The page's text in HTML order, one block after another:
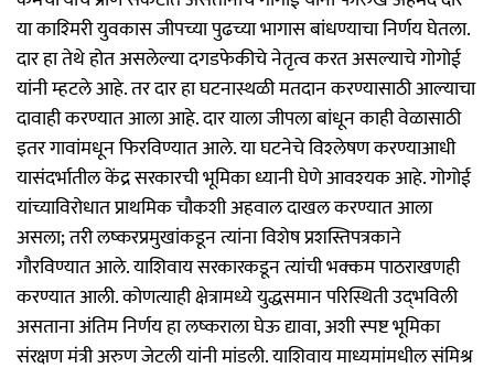
या काश्‍मिरी युवकास जीपच्या पुढच्या भागास बांधण्याचा निर्णय घेतला.
दार हा तेथे होत असलेल्या दगडफेकीचे नेतृत्व करत असल्याचे गोगोई
यांनी म्हटले आहे. तर दार हा घटनास्थळी मतदान करण्यासाठी आल्याचा
दावाही करण्यात आला आहे. दार याला जीपला बांधून काही वेळासाठी
इतर गावांमधून फिरविण्यात आले. या घटनेचे विश्‍लेषण करण्याआधी
यासंदर्भातील केंद्र सरकारची भूमिका ध्यानी घेणे आवश्‍यक आहे. गोगोई
यांच्याविरोधात प्राथमिक चौकशी अहवाल दाखल करण्यात आला
असला; तरी लष्करप्रमुखांकडून त्यांना विशेष प्रशस्तिपत्रकाने
गौरविण्यात आले. याशिवाय सरकारकडून त्यांची भक्कम पाठराखणही
करण्यात आली. कोणत्याही क्षेत्रामध्ये युद्धसमान परिस्थिती उद्‌भविली
असताना अंतिम निर्णय हा लष्कराला घेऊ द्यावा, अशी स्पष्ट भूमिका
संरक्षण मंत्री अरुण जेटली यांनी मांडली. याशिवाय माध्यमांमधील संमिश्र